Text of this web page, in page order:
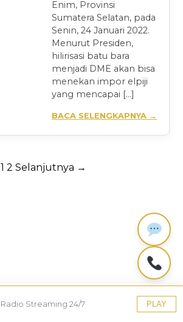
Enim, Provinsi
Sumatera Selatan, pada
Senin, 24 Januari 2022.
Menurut Presiden,
hilirisasi batu bara
menjadi DME akan bisa
menekan impor elpiji
yang mencapai […]
BACA SELENGKAPNYA →
1 2 Selanjutnya →
Radio Streaming 24/7 PLAY